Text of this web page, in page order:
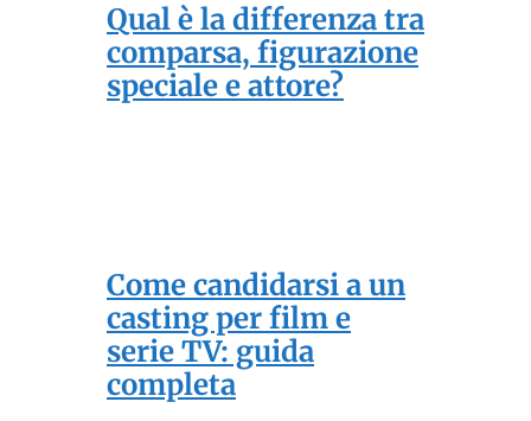
Qual è la differenza tra
comparsa, figurazione
speciale e attore?
Come candidarsi a un
casting per film e
serie TV: guida
completa